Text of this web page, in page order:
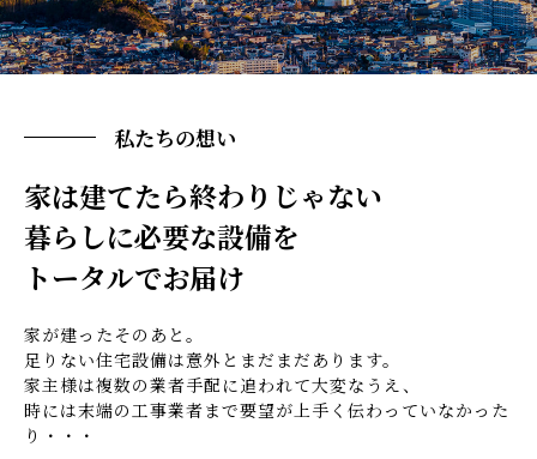
私たちの想い
家は建てたら終わりじゃない
暮らしに必要な設備を
トータルでお届け
家が建ったそのあと。
足りない住宅設備は意外とまだまだあります。
家主様は複数の業者手配に追われて大変なうえ、
時には末端の工事業者まで要望が上手く伝わっていなかった
り・・・